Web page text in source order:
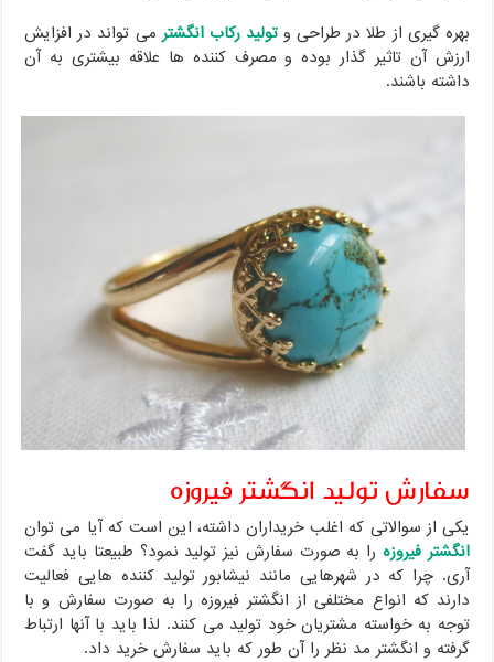
بهره گیری از طلا در طراحی وتولید رکاب انگشتر می تواند در افزایش
ارزش آن تاثیر گذار بوده و مصرف کننده ها علاقه بیشتری به آن
داشته باشند.
سفارش تولید انگشتر فیروزه
یکی از سوالاتی که اغلب خریداران داشته، این است که آیا می توان
انگشتر فیروزه را به صورت سفارش نیز تولید نمود؟ طبیعتا باید گفت
آری. چرا که در شهرهایی مانند نیشابور تولید کننده هایی فعالیت
دارند که انواع مختلفی از انگشتر فیروزه را به صورت سفارش و با
توجه به خواسته مشتریان خود تولید می کنند. لذا باید با آنها ارتباط
گرفته و انگشتر مد نظر را آن طور که باید سفارش خرید داد.